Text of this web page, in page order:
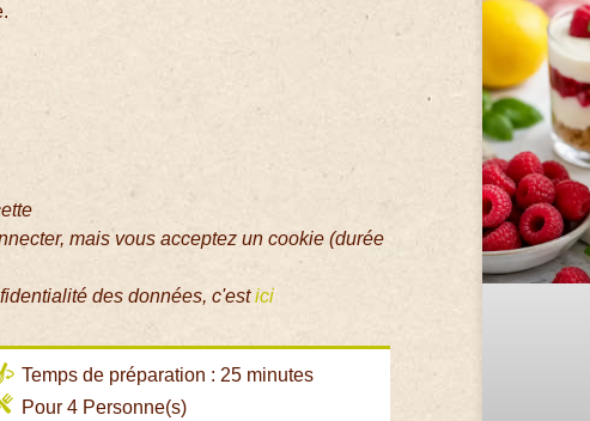
mais vous acceptez un cookie (durée
des données, c'estici
Temps de préparation : 25 minutes
Pour 4 Personne(s)